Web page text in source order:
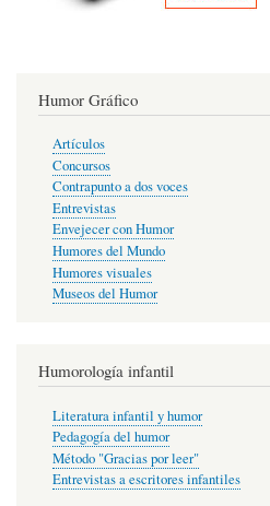
Humor Gráfico
Artículos
Concursos
Contrapunto a dos voces
Entrevistas
Envejecer con Humor
Humores del Mundo
Humores visuales
Museos del Humor
Humorología infantil
Literatura infantil y humor
Pedagogía del humor
Método "Gracias por leer"
Entrevistas a escritores infantiles